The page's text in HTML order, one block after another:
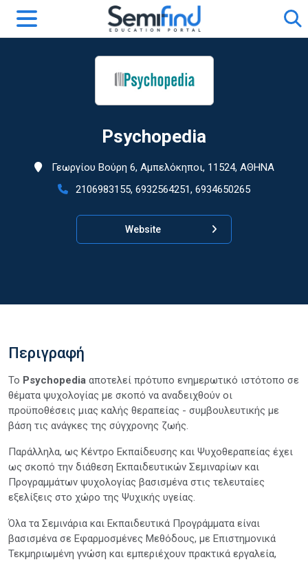
Psychopedia
Γεωργίου Βούρη 6, Αμπελόκηποι, 11524, ΑΘΗΝΑ
2106983155, 6932564251, 6934650265
Website
Περιγραφή
Το Psychopedia αποτελεί πρότυπο ενημερωτικό ιστότοπο σε
θέματα ψυχολογίας με σκοπό να αναδειχθούν οι
προϋποθέσεις μιας καλής θεραπείας - συμβουλευτικής με
βάση τις ανάγκες της σύγχρονης ζωής.
Παράλληλα, ως Κέντρο Εκπαίδευσης και Ψυχοθεραπείας έχει
ως σκοπό την διάθεση Εκπαιδευτικών Σεμιναρίων και
Προγραμμάτων ψυχολογίας βασισμένα στις τελευταίες
εξελίξεις στο χώρο της Ψυχικής υγείας.
Όλα τα Σεμινάρια και Εκπαιδευτικά Προγράμματα είναι
βασισμένα σε Εφαρμοσμένες Μεθόδους, με Επιστημονικά
Τεκμηριωμένη γνώση και εμπεριέχουν πρακτικά εργαλεία,